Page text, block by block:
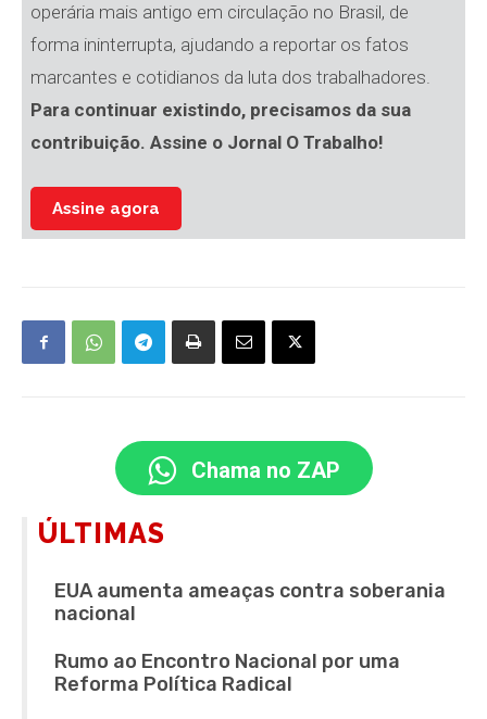
operária mais antigo em circulação no Brasil, de
forma ininterrupta, ajudando a reportar os fatos
marcantes e cotidianos da luta dos trabalhadores.
Para continuar existindo, precisamos da sua
contribuição. Assine o Jornal O Trabalho!
Assine agora
Chama no ZAP
ÚLTIMAS
EUA aumenta ameaças contra soberania
nacional
Rumo ao Encontro Nacional por uma
Reforma Política Radical